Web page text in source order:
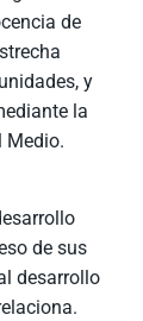
de
y
la
Medio.
de sus
desarrollo